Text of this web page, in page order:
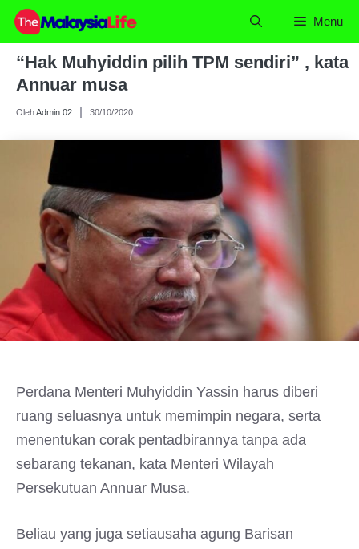
Skip
content
Menu
“Hak Muhyiddin pilih TPM sendiri” , kata
Annuar musa
OlehAdmin 02 30/10/2020
Perdana Menteri Muhyiddin Yassin harus diberi
ruang seluasnya untuk memimpin negara, serta
menentukan corak pentadbirannya tanpa ada
sebarang tekanan, kata Menteri Wilayah
Persekutuan Annuar Musa.
Beliau yang juga setiausaha agung Barisan